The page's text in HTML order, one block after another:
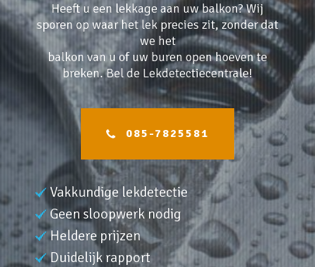
Heeft u een lekkage aan uw balkon? Wij
sporen op waar het lek precies zit, zonder dat
we het
balkon van u of uw buren open hoeven te
breken. Bel de Lekdetectiecentrale!
085-7825581
Vakkundige lekdetectie
Geen sloopwerk nodig
Heldere prijzen
Duidelijk rapport